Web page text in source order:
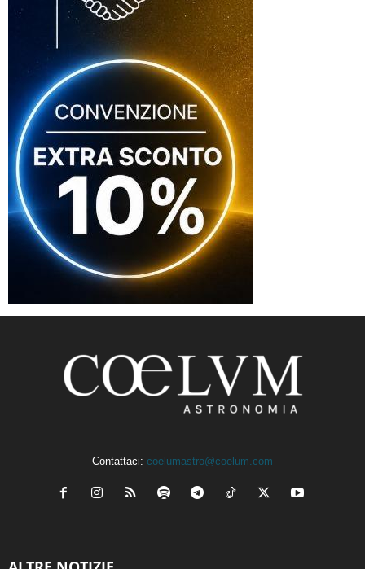
Contattaci: coelumastro@coelum.com